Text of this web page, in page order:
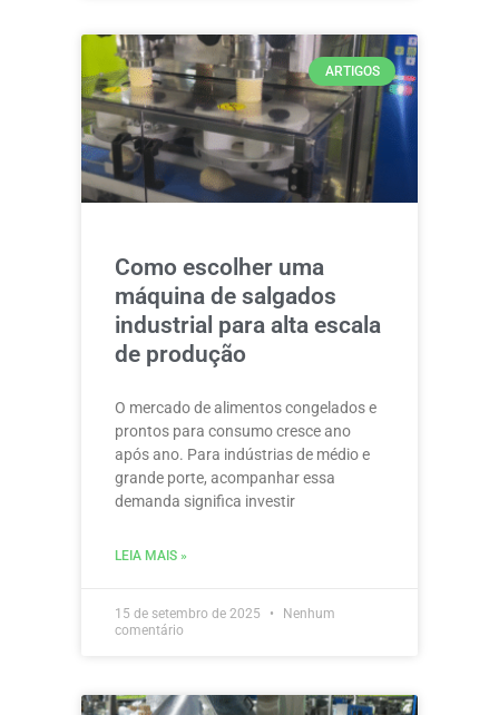
ARTIGOS
Como escolher uma
máquina de salgados
industrial para alta escala
de produção
O mercado de alimentos congelados e
prontos para consumo cresce ano
após ano. Para indústrias de médio e
grande porte, acompanhar essa
demanda significa investir
LEIA MAIS »
15 de setembro de 2025
Nenhum
comentário